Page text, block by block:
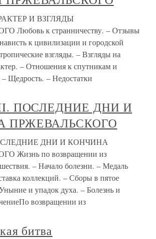
И ВЗГЛЯДЫ
Любовь к странничеству. – Отзывы
к цивилизации и городской
взгляды. – Взгляды на
– Отношения к спутникам и
Щедрость. – Недостатки
ПОСЛЕДНИЕ ДНИ И
ПРЖЕВАЛЬСКОГО
ДНИ И КОНЧИНА
Жизнь по возвращении из
– Начало болезни. – Медаль
коллекций. – Сборы в пятое
и упадок духа. – Болезнь и
возвращении из
битва